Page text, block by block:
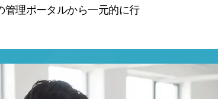
管理ポータルから一元的に行